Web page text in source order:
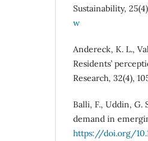
Sustainability,
w
Andereck, K. L.,
Residents’
Research, 32(4),
Balli, F., Uddin, G.
demand in
https://doi.org/